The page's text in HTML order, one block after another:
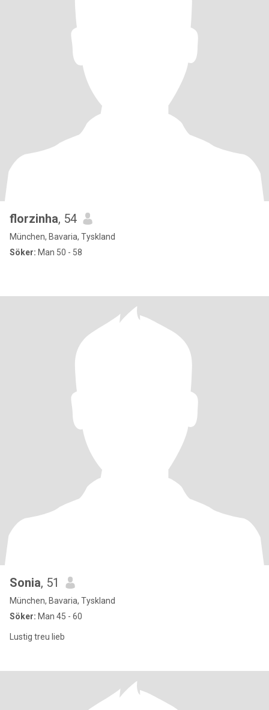
florzinha, 54
München, Bavaria, Tyskland
Söker: Man 50 - 58
Sonia, 51
München, Bavaria, Tyskland
Söker: Man 45 - 60
Lustig treu lieb